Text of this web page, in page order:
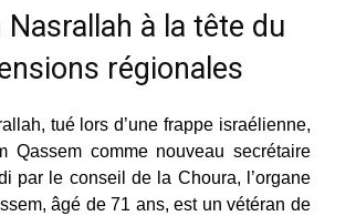
à la tête du
régionales
tué lors d’une frappe israélienne,
comme nouveau secrétaire
par le conseil de la Choura, l’organe
âgé de 71 ans, est un vétéran de